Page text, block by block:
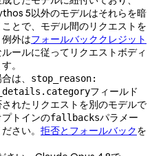
5以外のモデルはそれらを暗
とで、モデル間のリクエストを
外はフォールバッククレジット
ールに従ってリクエストボディ
。
は、
stop_reason:
フィールド
れたリクエストを別のモデルで
トインのfallbacksパラメー
さい。 拒否とフォールバックを